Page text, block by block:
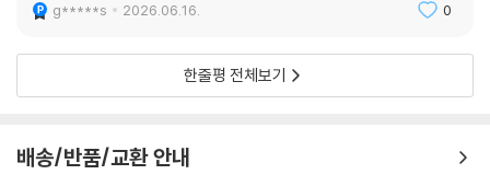
g*****s 2026.06.16. 0
한줄평 전체보기
배송/반품/교환 안내